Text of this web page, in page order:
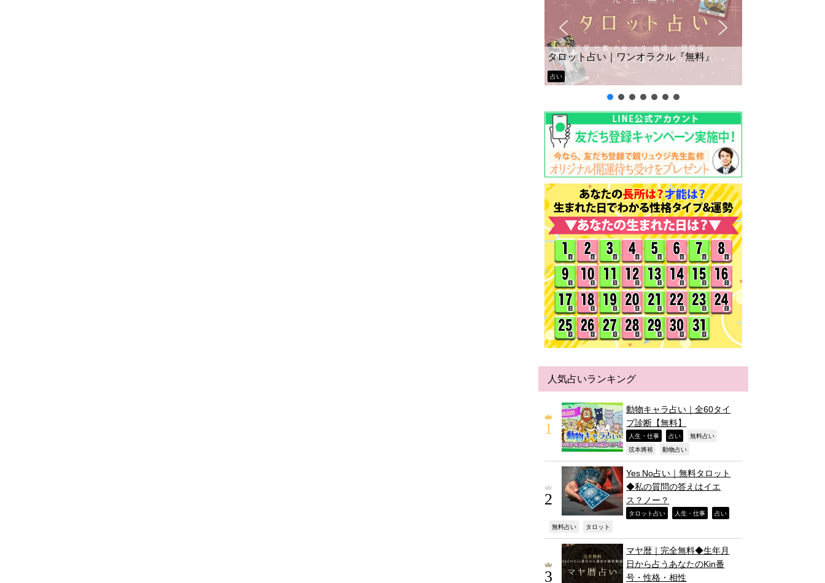
タロット占い｜ワンオラクル『無料』
占い
人気占いランキング
動物キャラ占い｜全60タイ
プ診断【無料】
人生・仕事 占い 無料占い
弦本將裕 動物占い
Yes No占い｜無料タロット
◆私の質問の答えはイエ
ス？ノー？
タロット占い 人生・仕事 占い
無料占い タロット
マヤ暦｜完全無料◆生年月
日から占うあなたのKin番
号・性格・相性